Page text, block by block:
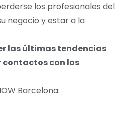
los profesionales del
negocio y estar a la
las últimas tendencias
contactos con los
Barcelona: